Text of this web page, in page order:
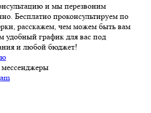
и мы перезвоним
Бесплатно проконсультируем по
расскажем, чем можем быть вам
удобный график для вас под
и любой бюджет!